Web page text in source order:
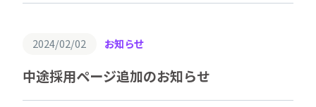
2024/02/02 お知らせ
中途採用ページ追加のお知らせ